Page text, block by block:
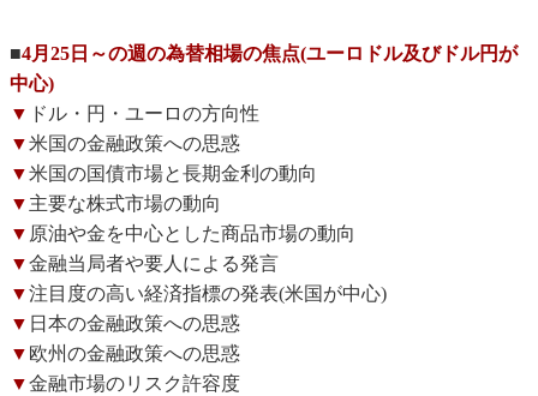
■4月25日～の週の為替相場の焦点(ユーロドル及びドル円が
中心)
▼ ドル・円・ユーロの方向性
▼米国の金融政策への思惑
▼米国の国債市場と長期金利の動向
▼ 主要な株式市場の動向
▼ 原油や金を中心とした商品市場の動向
▼金融当局者や要人による発言
▼注目度の高い経済指標の発表(米国が中心)
▼ 日本の金融政策への思惑
▼ 欧州の金融政策への思惑
▼金融市場のリスク許容度